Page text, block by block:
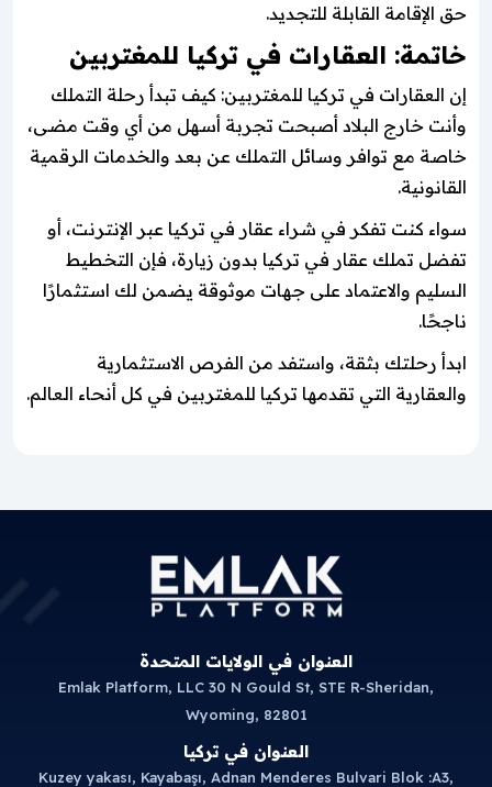
حق الإقامة القابلة للتجديد.
خاتمة: العقارات في تركيا للمغتربين
إن العقارات في تركيا للمغتربين: كيف تبدأ رحلة التملك
وأنت خارج البلاد أصبحت تجربة أسهل من أي وقت مضى،
خاصة مع توافر وسائل التملك عن بعد والخدمات الرقمية
القانونية.
سواء كنت تفكر في شراء عقار في تركيا عبر الإنترنت، أو
تفضل تملك عقار في تركيا بدون زيارة، فإن التخطيط
السليم والاعتماد على جهات موثوقة يضمن لك استثمارًا
ناجحًا.
ابدأ رحلتك بثقة، واستفد من الفرص الاستثمارية
والعقارية التي تقدمها تركيا للمغتربين في كل أنحاء العالم.
العنوان في الولايات المتحدة
Emlak Platform, LLC 30 N Gould St, STE R-Sheridan,
Wyoming, 82801
العنوان في تركيا
Kuzey yakası, Kayabaşı, Adnan Menderes Bulvari Blok :A3,